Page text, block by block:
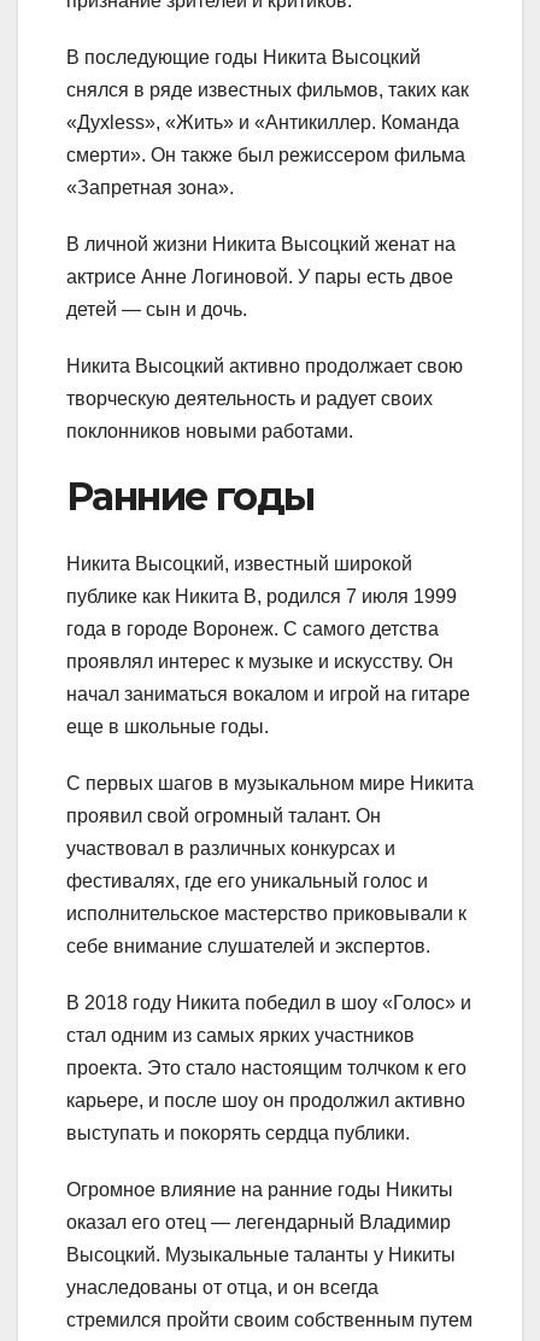
В последующие годы Никита Высоцкий
снялся в ряде известных фильмов, таких как
«Духless», «Жить» и «Антикиллер. Команда
смерти». Он также был режиссером фильма
«Запретная зона».
В личной жизни Никита Высоцкий женат на
актрисе Анне Логиновой. У пары есть двое
детей — сын и дочь.
Никита Высоцкий активно продолжает свою
творческую деятельность и радует своих
поклонников новыми работами.
Ранние годы
Никита Высоцкий, известный широкой
публике как Никита В, родился 7 июля 1999
года в городе Воронеж. С самого детства
проявлял интерес к музыке и искусству. Он
начал заниматься вокалом и игрой на гитаре
еще в школьные годы.
С первых шагов в музыкальном мире Никита
проявил свой огромный талант. Он
участвовал в различных конкурсах и
фестивалях, где его уникальный голос и
исполнительское мастерство приковывали к
себе внимание слушателей и экспертов.
В 2018 году Никита победил в шоу «Голос» и
стал одним из самых ярких участников
проекта. Это стало настоящим толчком к его
карьере, и после шоу он продолжил активно
выступать и покорять сердца публики.
Огромное влияние на ранние годы Никиты
оказал его отец — легендарный Владимир
Высоцкий. Музыкальные таланты у Никиты
унаследованы от отца, и он всегда
стремился пройти своим собственным путем